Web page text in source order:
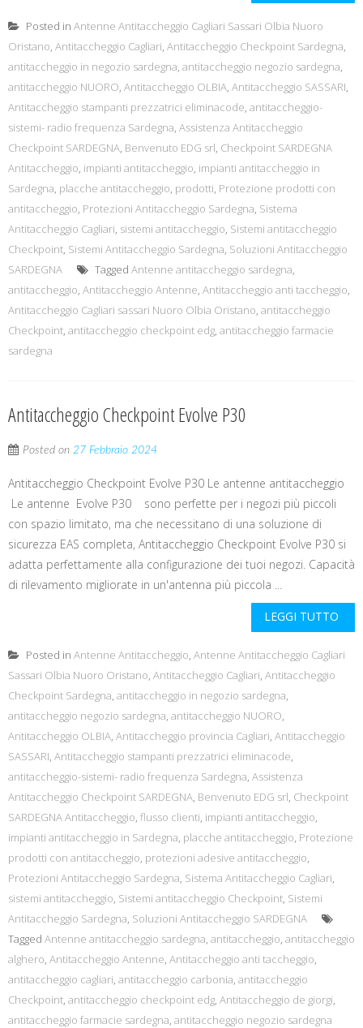
Posted in Antenne Antitaccheggio Cagliari Sassari Olbia Nuoro
Oristano, Antitaccheggio Cagliari, Antitaccheggio Checkpoint Sardegna,
antitaccheggio in negozio sardegna, antitaccheggio negozio sardegna,
antitaccheggio NUORO, Antitaccheggio OLBIA, Antitaccheggio SASSARI,
Antitaccheggio stampanti prezzatrici eliminacode, antitaccheggio-
sistemi- radio frequenza Sardegna, Assistenza Antitaccheggio
Checkpoint SARDEGNA, Benvenuto EDG srl, Checkpoint SARDEGNA
Antitaccheggio, impianti antitaccheggio, impianti antitaccheggio in
Sardegna, placche antitaccheggio, prodotti, Protezione prodotti con
antitaccheggio, Protezioni Antitaccheggio Sardegna, Sistema
Antitaccheggio Cagliari, sistemi antitaccheggio, Sistemi antitaccheggio
Checkpoint, Sistemi Antitaccheggio Sardegna, Soluzioni Antitaccheggio
SARDEGNA
Tagged Antenne antitaccheggio sardegna,
antitaccheggio, Antitaccheggio Antenne, Antitaccheggio anti taccheggio,
Antitaccheggio Cagliari sassari Nuoro Olbia Oristano, antitaccheggio
Checkpoint, antitaccheggio checkpoint edg, antitaccheggio farmacie
sardegna
Antitaccheggio Checkpoint Evolve P30
Posted on 27 Febbraio 2024
Antitaccheggio Checkpoint Evolve P30 Le antenne antitaccheggio
Le antenne Evolve P30 sono perfette per i negozi più piccoli
con spazio limitato, ma che necessitano di una soluzione di
sicurezza EAS completa, Antitaccheggio Checkpoint Evolve P30 si
adatta perfettamente alla configurazione dei tuoi negozi. Capacità
di rilevamento migliorate in un'antenna più piccola ...
LEGGI TUTTO
Posted in Antenne Antitaccheggio, Antenne Antitaccheggio Cagliari
Sassari Olbia Nuoro Oristano, Antitaccheggio Cagliari, Antitaccheggio
Checkpoint Sardegna, antitaccheggio in negozio sardegna,
antitaccheggio negozio sardegna, antitaccheggio NUORO,
Antitaccheggio OLBIA, Antitaccheggio provincia Cagliari, Antitaccheggio
SASSARI, Antitaccheggio stampanti prezzatrici eliminacode,
antitaccheggio-sistemi- radio frequenza Sardegna, Assistenza
Antitaccheggio Checkpoint SARDEGNA, Benvenuto EDG srl, Checkpoint
SARDEGNA Antitaccheggio, flusso clienti, impianti antitaccheggio,
impianti antitaccheggio in Sardegna, placche antitaccheggio, Protezione
prodotti con antitaccheggio, protezioni adesive antitaccheggio,
Protezioni Antitaccheggio Sardegna, Sistema Antitaccheggio Cagliari,
sistemi antitaccheggio, Sistemi antitaccheggio Checkpoint, Sistemi
Antitaccheggio Sardegna, Soluzioni Antitaccheggio SARDEGNA
Tagged Antenne antitaccheggio sardegna, antitaccheggio, antitaccheggio
alghero, Antitaccheggio Antenne, Antitaccheggio anti taccheggio,
antitaccheggio cagliari, antitaccheggio carbonia, antitaccheggio
Checkpoint, antitaccheggio checkpoint edg, Antitaccheggio de giorgi,
antitaccheggio farmacie sardegna, antitaccheggio negozio sardegna